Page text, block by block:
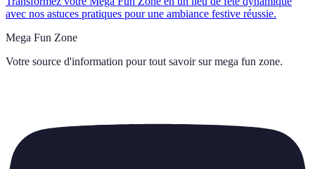
avec nos astuces pratiques pour une ambiance festive réussie.
Mega Fun Zone
Votre source d'information pour tout savoir sur mega fun zone.